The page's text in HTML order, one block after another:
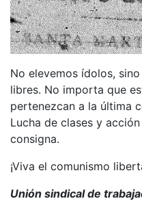
No elevemos ídolos,
libres. No importa que
pertenezcan a la última
Lucha de clases y
consigna.
¡Viva el comunismo
Unión sindical de